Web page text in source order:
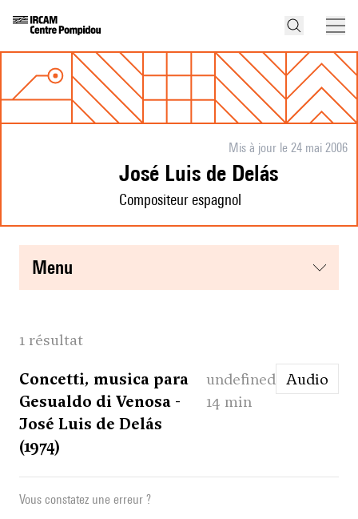
Mis à jour le 24 mai 2006
José Luis de Delás
Compositeur espagnol
menu
1 résultat
Concetti, musica para
Gesualdo di Venosa -
José Luis de Delás
(1974)
undefined
14 min
Audio
Vous constatez une erreur ?